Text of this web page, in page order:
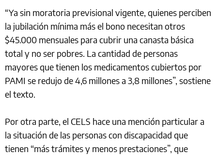
“Ya sin moratoria previsional vigente, quienes perciben
la jubilación mínima más el bono necesitan otros
$45.000 mensuales para cubrir una canasta básica
total y no ser pobres. La cantidad de personas
mayores que tienen los medicamentos cubiertos por
PAMI se redujo de 4,6 millones a 3,8 millones”, sostiene
el texto.
Por otra parte, el CELS hace una mención particular a
la situación de las personas con discapacidad que
tienen “más trámites y menos prestaciones”, que